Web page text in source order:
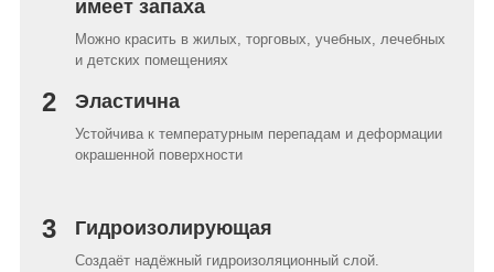
имеет запаха
Можно красить в жилых, торговых, учебных, лечебных
и детских помещениях
2 Эластична
Устойчива к температурным перепадам и деформации
окрашенной поверхности
3 Гидроизолирующая
Создаёт надёжный гидроизоляционный слой.